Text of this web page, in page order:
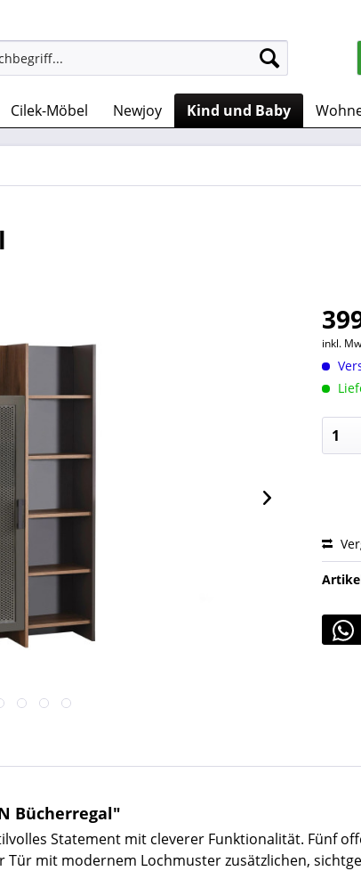
Cilek-Möbel Newjoy Kind und Baby
inkl.
Bücherregal"
Statement mit cleverer Funktionalität. Fünf
Tür mit modernem Lochmuster zusätzlichen,